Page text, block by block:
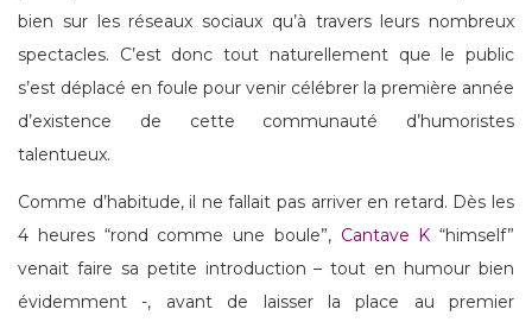
bien sur les réseaux sociaux qu’à travers leurs nombreux
spectacles. C’est donc tout naturellement que le public
s’est déplacé en foule pour venir célébrer la première année
d’existence de cette communauté d’humoristes
talentueux.
Comme d’habitude, il ne fallait pas arriver en retard. Dès les
4 heures “rond comme une boule”, Cantave K “himself”
venait faire sa petite introduction – tout en humour bien
évidemment -, avant de laisser la place au premier